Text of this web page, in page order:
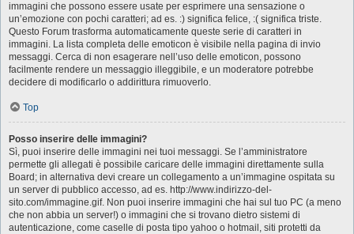
immagini che possono essere usate per esprimere una sensazione o
un’emozione con pochi caratteri; ad es. :) significa felice, :( significa triste.
Questo Forum trasforma automaticamente queste serie di caratteri in
immagini. La lista completa delle emoticon è visibile nella pagina di invio
messaggi. Cerca di non esagerare nell’uso delle emoticon, possono
facilmente rendere un messaggio illeggibile, e un moderatore potrebbe
decidere di modificarlo o addirittura rimuoverlo.
Top
Posso inserire delle immagini?
Sì, puoi inserire delle immagini nei tuoi messaggi. Se l’amministratore
permette gli allegati è possibile caricare delle immagini direttamente sulla
Board; in alternativa devi creare un collegamento a un’immagine ospitata su
un server di pubblico accesso, ad es. http://www.indirizzo-del-
sito.com/immagine.gif. Non puoi inserire immagini che hai sul tuo PC (a meno
che non abbia un server!) o immagini che si trovano dietro sistemi di
autenticazione, come caselle di posta tipo yahoo o hotmail, siti protetti da